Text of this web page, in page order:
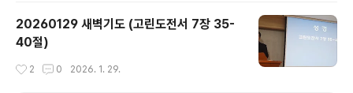
20260129 새벽기도 (고린도전서 7장 35-
40절)
2 0 2026. 1. 29.